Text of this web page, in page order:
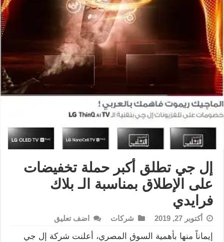
إل جي تطلق أكبر حملة تخفيضات
على الإطلاق بمناسبة الـ بلاك
فرايدي
أكتوبر 27, 2019 شركات اضف تعليق
إيماناً منها بأهمية السوق المصري، أعلنت شركة إل جي